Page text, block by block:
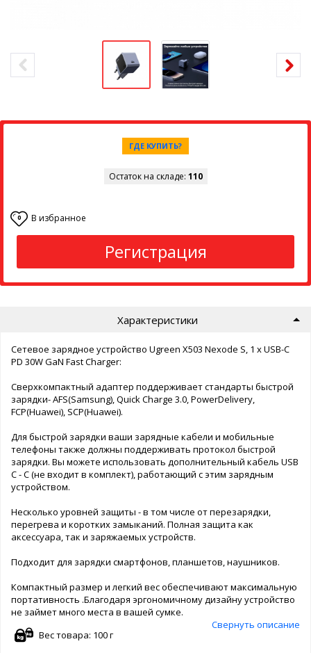
ГДЕ КУПИТЬ?
Остаток на складе: 110
0 В избранное
Регистрация
Характеристики
Сетевое зарядное устройство Ugreen X503 Nexode S, 1 х USB-C
PD 30W GaN Fast Charger:
Сверхкомпактный адаптер поддерживает стандарты быстрой
зарядки- AFS(Samsung), Quick Charge 3.0, PowerDelivery,
FCP(Huawei), SCP(Huawei).
Для быстрой зарядки ваши зарядные кабели и мобильные
телефоны также должны поддерживать протокол быстрой
зарядки. Вы можете использовать дополнительный кабель USB
C - C (не входит в комплект), работающий с этим зарядным
устройством.
Несколько уровней защиты - в том числе от перезарядки,
перегрева и коротких замыканий. Полная защита как
аксессуара, так и заряжаемых устройств.
Подходит для зарядки смартфонов, планшетов, наушников.
Компактный размер и легкий вес обеспечивают максимальную
портативность .Благодаря эргономичному дизайну устройство
не займет много места в вашей сумке.
Свернуть описание
Вес товара: 100 г